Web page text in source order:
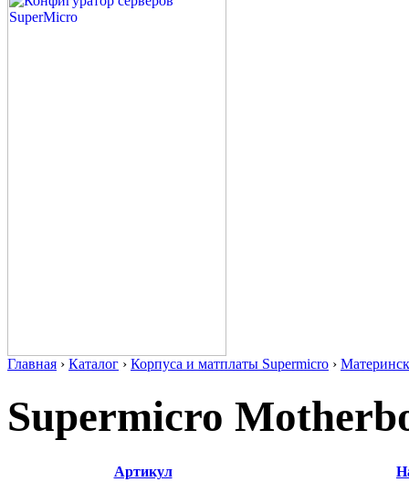
Главная › Каталог › Корпуса и матплаты Supermicro ›
Supermicro
Артикул